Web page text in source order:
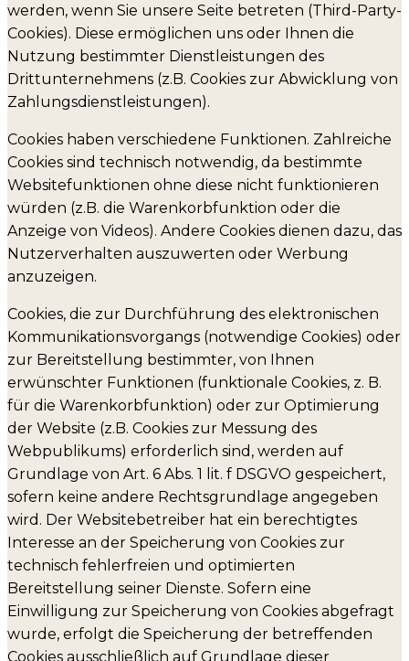
werden, wenn Sie unsere Seite betreten (Third-Party-
Cookies). Diese ermöglichen uns oder Ihnen die
Nutzung bestimmter Dienstleistungen des
Drittunternehmens (z.B. Cookies zur Abwicklung von
Zahlungsdienstleistungen).
Cookies haben verschiedene Funktionen. Zahlreiche
Cookies sind technisch notwendig, da bestimmte
Websitefunktionen ohne diese nicht funktionieren
würden (z.B. die Warenkorbfunktion oder die
Anzeige von Videos). Andere Cookies dienen dazu, das
Nutzerverhalten auszuwerten oder Werbung
anzuzeigen.
Cookies, die zur Durchführung des elektronischen
Kommunikationsvorgangs (notwendige Cookies) oder
zur Bereitstellung bestimmter, von Ihnen
erwünschter Funktionen (funktionale Cookies, z. B.
für die Warenkorbfunktion) oder zur Optimierung
der Website (z.B. Cookies zur Messung des
Webpublikums) erforderlich sind, werden auf
Grundlage von Art. 6 Abs. 1 lit. f DSGVO gespeichert,
sofern keine andere Rechtsgrundlage angegeben
wird. Der Websitebetreiber hat ein berechtigtes
Interesse an der Speicherung von Cookies zur
technisch fehlerfreien und optimierten
Bereitstellung seiner Dienste. Sofern eine
Einwilligung zur Speicherung von Cookies abgefragt
wurde, erfolgt die Speicherung der betreffenden
Cookies ausschließlich auf Grundlage dieser